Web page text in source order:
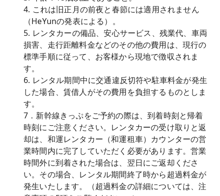
4. これは旧正月の前夜と春節には適用されません
（HeYunの発表による）。
5. レンタカーの備品、安心サービス、残業代、車両
損害、走行距離料金などのその他の費用は、現行の
標準手順に従って、お客様から現地で徴収されま
す。
6. レンタル期間中に交通違反切符や駐車料金が発生
した場合、賃借人がその費用を負担するものとしま
す。
7．新幹線きっぷをご予約の際は、到着時刻と帰着
時刻にご注意ください。レンタカーの受け取りと返
却は、和運レンタカー（和運租車）カウンターの営
業時間内に完了していただく必要があります。営業
時間外に到着された場合は、翌日にご返却くださ
い。その場合、レンタル期間終了時から超過料金が
発生いたします。（超過料金の詳細については、注